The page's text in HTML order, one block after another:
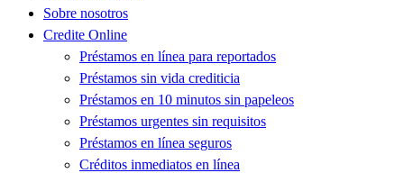
Sobre nosotros
Credite Online
Préstamos en línea para reportados
Préstamos sin vida crediticia
Préstamos en 10 minutos sin papeleos
Préstamos urgentes sin requisitos
Préstamos en línea seguros
Créditos inmediatos en línea